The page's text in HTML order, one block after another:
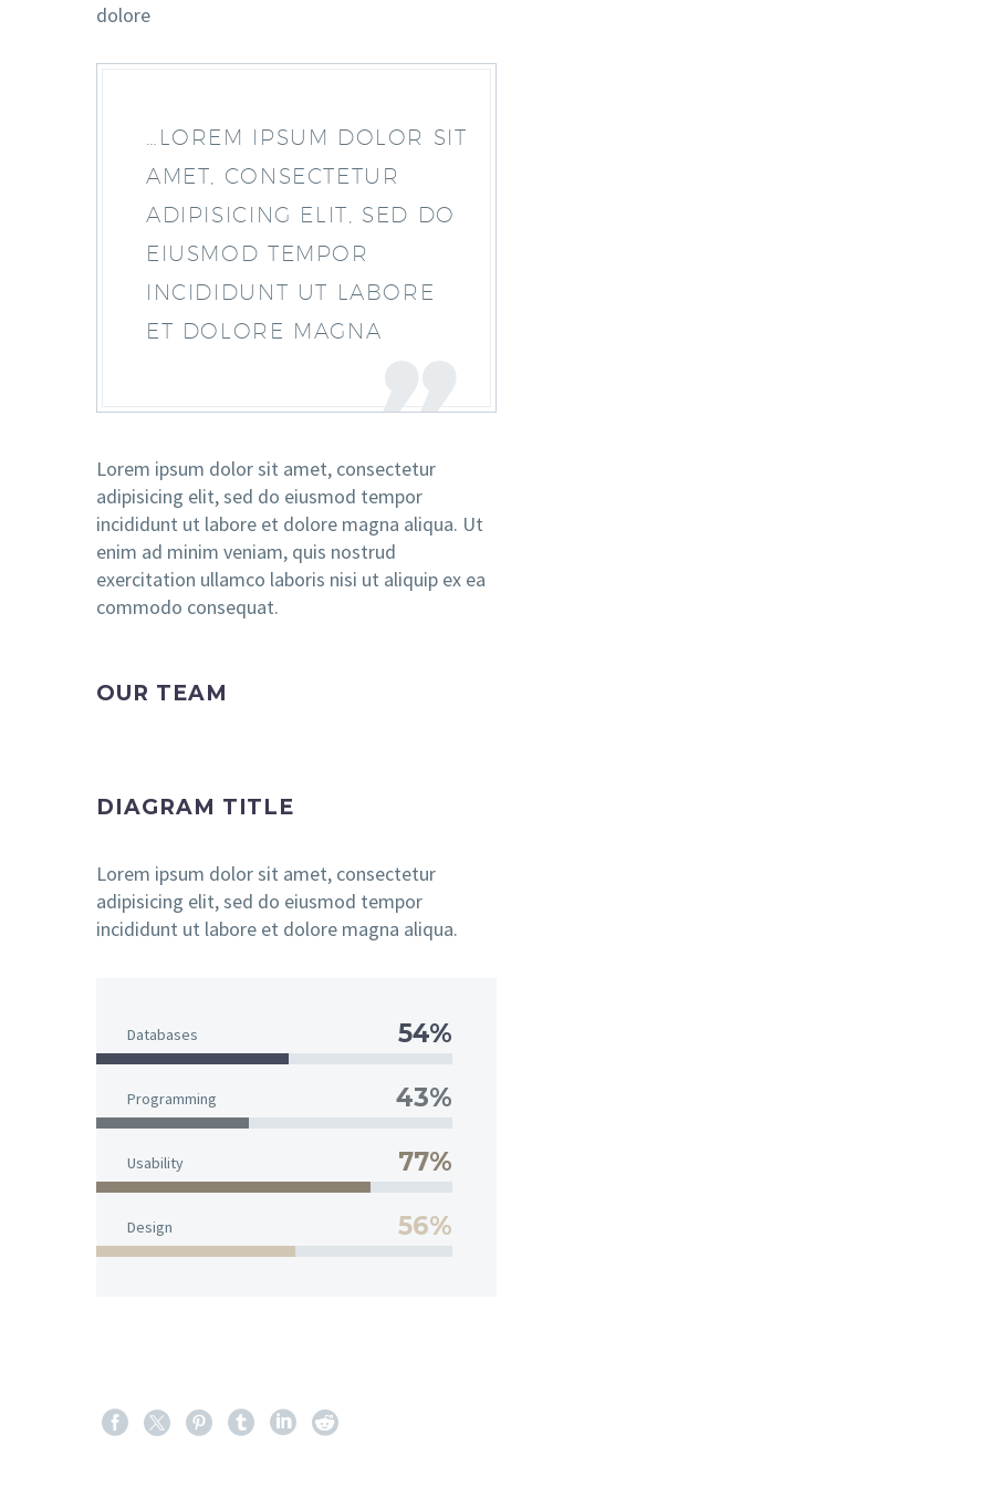
dolore
…LOREM IPSUM DOLOR SIT
AMET, CONSECTETUR
ADIPISICING ELIT, SED DO
EIUSMOD TEMPOR
INCIDIDUNT UT LABORE
ET DOLORE MAGNA
Lorem ipsum dolor sit amet, consectetur
adipisicing elit, sed do eiusmod tempor
incididunt ut labore et dolore magna aliqua. Ut
enim ad minim veniam, quis nostrud
exercitation ullamco laboris nisi ut aliquip ex ea
commodo consequat.
OUR TEAM
DIAGRAM TITLE
Lorem ipsum dolor sit amet, consectetur
adipisicing elit, sed do eiusmod tempor
incididunt ut labore et dolore magna aliqua.
Databases 54%
Programming 43%
Usability 77%
Design 56%